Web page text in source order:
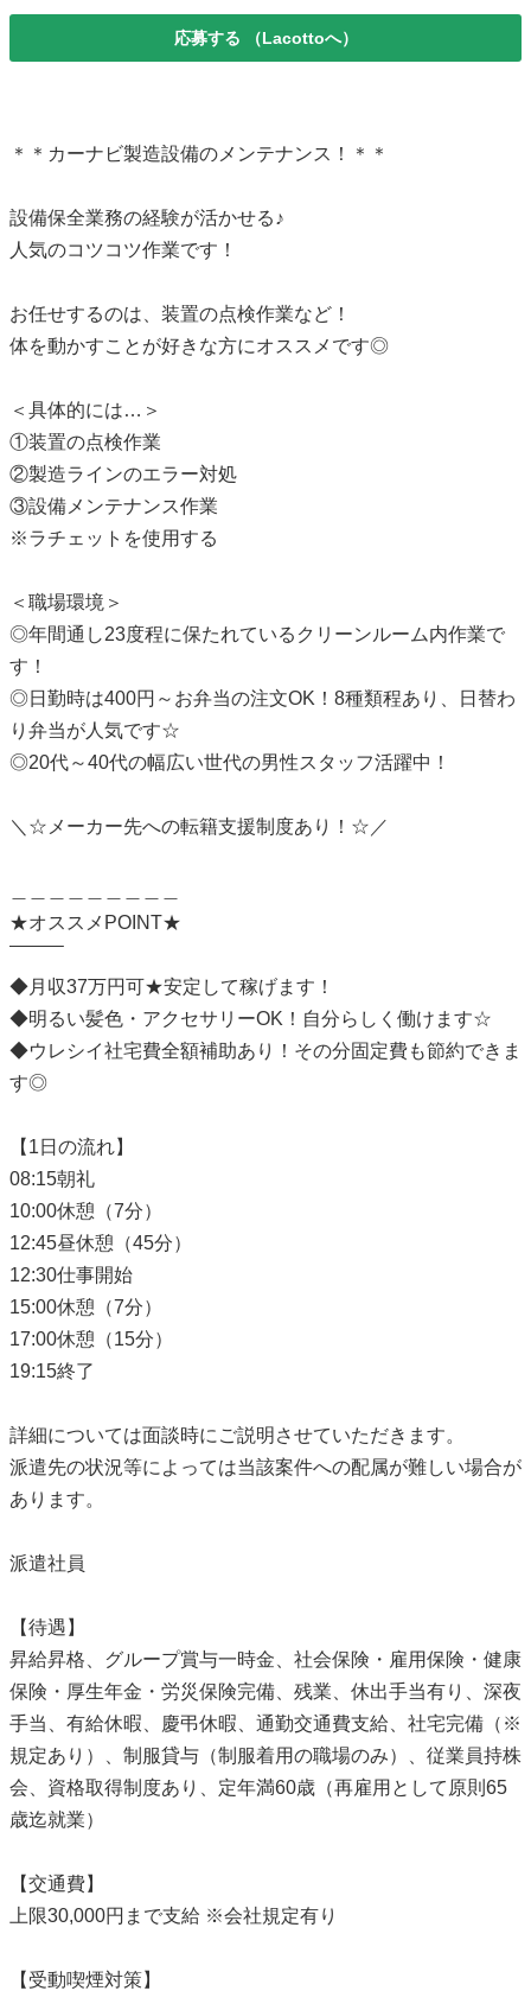
応募する （Lacottoへ）
＊＊カーナビ製造設備のメンテナンス！＊＊
設備保全業務の経験が活かせる♪
人気のコツコツ作業です！
お任せするのは、装置の点検作業など！
体を動かすことが好きな方にオススメです◎
＜具体的には…＞
①装置の点検作業
②製造ラインのエラー対処
③設備メンテナンス作業
※ラチェットを使用する
＜職場環境＞
◎年間通し23度程に保たれているクリーンルーム内作業で
す！
◎日勤時は400円～お弁当の注文OK！8種類程あり、日替わ
り弁当が人気です☆
◎20代～40代の幅広い世代の男性スタッフ活躍中！
＼☆メーカー先への転籍支援制度あり！☆／
★オススメPOINT★
◆月収37万円可★安定して稼げます！
◆明るい髪色・アクセサリーOK！自分らしく働けます☆
◆ウレシイ社宅費全額補助あり！その分固定費も節約できま
す◎
【1日の流れ】
08:15朝礼
10:00休憩（7分）
12:45昼休憩（45分）
12:30仕事開始
15:00休憩（7分）
17:00休憩（15分）
19:15終了
詳細については面談時にご説明させていただきます。
派遣先の状況等によっては当該案件への配属が難しい場合が
あります。
派遣社員
【待遇】
昇給昇格、グループ賞与一時金、社会保険・雇用保険・健康
保険・厚生年金・労災保険完備、残業、休出手当有り、深夜
手当、有給休暇、慶弔休暇、通勤交通費支給、社宅完備（※
規定あり）、制服貸与（制服着用の職場のみ）、従業員持株
会、資格取得制度あり、定年満60歳（再雇用として原則65
歳迄就業）
【交通費】
上限30,000円まで支給 ※会社規定有り
【受動喫煙対策】